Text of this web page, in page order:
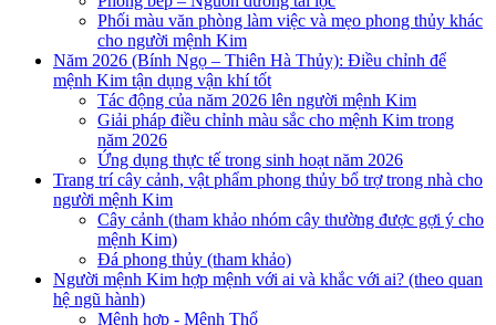
Phối màu văn phòng làm việc và mẹo phong thủy khác
cho người mệnh Kim
Năm 2026 (Bính Ngọ – Thiên Hà Thủy): Điều chỉnh để
mệnh Kim tận dụng vận khí tốt
Tác động của năm 2026 lên người mệnh Kim
Giải pháp điều chỉnh màu sắc cho mệnh Kim trong
năm 2026
Ứng dụng thực tế trong sinh hoạt năm 2026
Trang trí cây cảnh, vật phẩm phong thủy bổ trợ trong nhà cho
người mệnh Kim
Cây cảnh (tham khảo nhóm cây thường được gợi ý cho
mệnh Kim)
Đá phong thủy (tham khảo)
Người mệnh Kim hợp mệnh với ai và khắc với ai? (theo quan
hệ ngũ hành)
Mệnh hợp - Mệnh Thổ